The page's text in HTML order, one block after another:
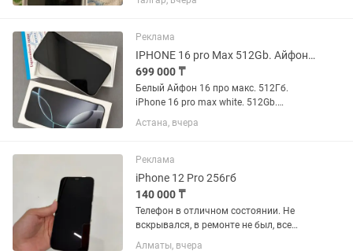
Реклама
IPHONE 16 pro Max 512Gb. Айфон 16 про max белый 512Гб
699 000 ₸
Белый Айфон 16 про макс. 512Гб.
iPhone 16 pro max white. 512Gb.
Состояние идеальное, ни одной
царапины и ни одного изъяна.
пользователь. Использовался со
стеклом и...
Астана, вчера
Реклама
iPhone 12 Pro 256гб
140 000 ₸
Телефон в отличном состоянии. Не
вскрывался, в ремонте не был, все
детали родные, ничего не менялось. 🔋
Алматы, вчера